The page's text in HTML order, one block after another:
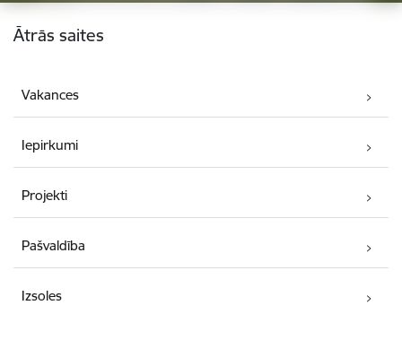
Kājene
Ātrās saites
Vakances
Iepirkumi
Projekti
Pašvaldība
Izsoles